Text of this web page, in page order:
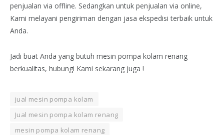
penjualan via offline. Sedangkan untuk penjualan via online,
Kami melayani pengiriman dengan jasa ekspedisi terbaik untuk
Anda.
Jadi buat Anda yang butuh mesin pompa kolam renang
berkualitas, hubungi Kami sekarang juga !
jual mesin pompa kolam
Jual mesin pompa kolam renang
mesin pompa kolam renang